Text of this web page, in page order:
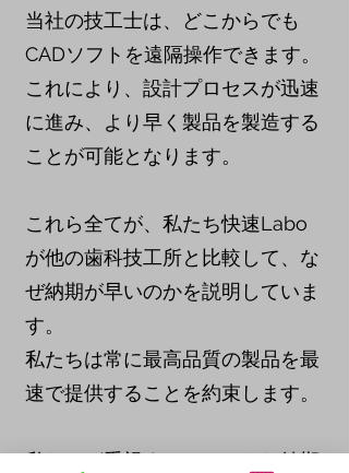
当社の技工士は、どこからでも
CADソフトを遠隔操作できます。
これにより、設計プロセスが迅速
に進み、より早く製品を製造する
ことが可能となります。
これら全てが、私たち快速Labo
が他の歯科技工所と比較して、な
ぜ納期が早いのかを説明していま
す。
私たちは常に最高品質の製品を最
速で提供することを約束します。
私たちが重視するのは、ただ納期